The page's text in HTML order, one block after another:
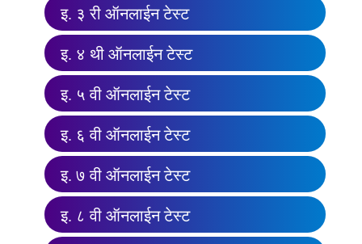
इ. ३ री ऑनलाईन टेस्ट
इ. ४ थी ऑनलाईन टेस्ट
इ. ५ वी ऑनलाईन टेस्ट
इ. ६ वी ऑनलाईन टेस्ट
इ. ७ वी ऑनलाईन टेस्ट
इ. ८ वी ऑनलाईन टेस्ट